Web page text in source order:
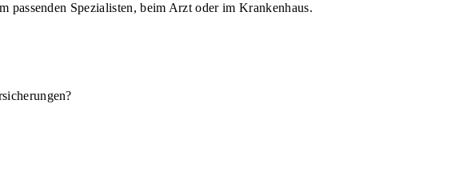
passenden Spezialisten, beim Arzt oder im Krankenhaus.